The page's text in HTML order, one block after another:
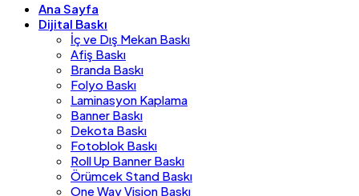
Ana Sayfa
Dijital Baskı
İç ve Dış Mekan Baskı
Afiş Baskı
Branda Baskı
Folyo Baskı
Laminasyon Kaplama
Banner Baskı
Dekota Baskı
Fotoblok Baskı
Roll Up Banner Baskı
Örümcek Stand Baskı
One Way Vision Baskı